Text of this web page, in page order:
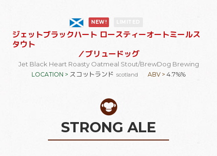
NEW!
ジェットブラックハート ロースティーオートミールス
タウト
／ブリュードッグ
Jet Black Heart Roasty Oatmeal Stout/BrewDog Brewing
LOCATION > スコットランド scotland ABV > 4.7%%
STRONG ALE